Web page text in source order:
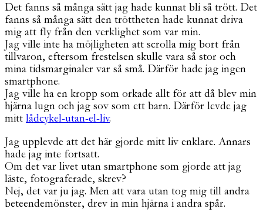
Det fanns så många sätt jag hade kunnat bli så trött. Det
fanns så många sätt den tröttheten hade kunnat driva
mig att fly från den verklighet som var min.
Jag ville inte ha möjligheten att scrolla mig bort från
tillvaron, eftersom frestelsen skulle vara så stor och
mina tidsmarginaler var så små. Därför hade jag ingen
smartphone.
Jag ville ha en kropp som orkade allt för att då blev min
hjärna lugn och jag sov som ett barn. Därför levde jag
mitt lådcykel-utan-el-liv.
Jag upplevde att det här gjorde mitt liv enklare. Annars
hade jag inte fortsatt.
Om det var livet utan smartphone som gjorde att jag
läste, fotograferade, skrev?
Nej, det var ju jag. Men att vara utan tog mig till andra
beteendemönster, drev in min hjärna i andra spår.